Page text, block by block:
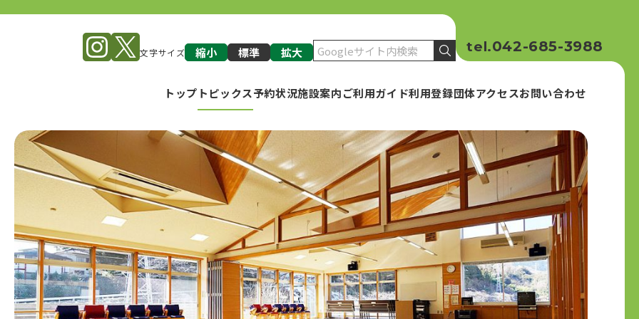
文字サイズ 縮小 標準 拡大 tel.042-685-3988
トップ トピックス予約状況施設案内ご利用ガイド利用登録団体アクセスお問い合わせ